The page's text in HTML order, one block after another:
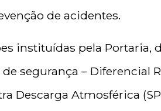
de acidentes.
instituídas pela Portaria,
segurança – Diferencial
Descarga Atmosférica